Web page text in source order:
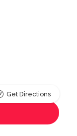
Get Directions